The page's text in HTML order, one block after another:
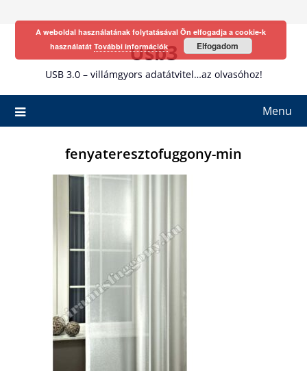
Usb3
USB 3.0 – villámgyors adatátvitel…az olvasóhoz!
Menu
fenyateresztofuggony-min
A weboldal használatának folytatásával Ön elfogadja a cookie-k
használatát További információk Elfogadom